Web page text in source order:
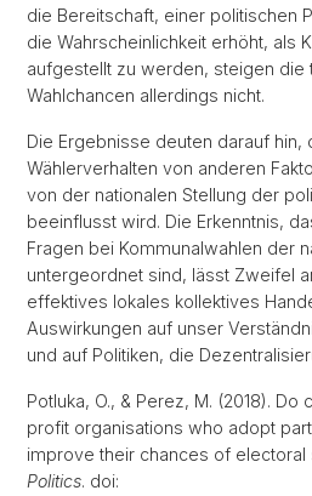
die Bereitschaft, einer politischen
die Wahrscheinlichkeit erhöht, als
aufgestellt zu werden, steigen die
Wahlchancen allerdings nicht.
Die Ergebnisse deuten darauf hin,
Wählerverhalten von anderen
von der nationalen Stellung der
beeinflusst wird. Die Erkenntnis,
Fragen bei Kommunalwahlen der
untergeordnet sind, lässt Zweifel
effektives lokales kollektives
Auswirkungen auf unser
und auf Politiken, die
Potluka, O., & Perez, M. (2018).
profit organisations who adopt
improve their chances of electoral
Politics. doi: